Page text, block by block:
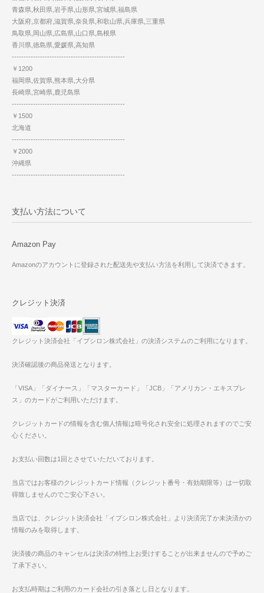
青森県,秋田県,岩手県,山形県,宮城県,福島県
大阪府,京都府,滋賀県,奈良県,和歌山県,兵庫県,三重県
鳥取県,岡山県,広島県,山口県,島根県
香川県,徳島県,愛媛県,高知県
------------------------------------------------
￥1200
福岡県,佐賀県,熊本県,大分県
長崎県,宮崎県,鹿児島県
------------------------------------------------
￥1500
北海道
------------------------------------------------
￥2000
沖縄県
------------------------------------------------
支払い方法について
Amazon Pay
Amazonのアカウントに登録された配送先や支払い方法を利用して決済できます。
クレジット決済
クレジット決済会社「イプシロン株式会社」の決済システムのご利用になります。
決済確認後の商品発送となります。
「VISA」「ダイナース」「マスターカード」「JCB」「アメリカン・エキスプレ
ス」のカードがご利用いただけます。
クレジットカードの情報を含む個人情報は暗号化され安全に処理されますのでご安
心ください。
お支払い回数は1回とさせていただいております。
当店ではお客様のクレジットカード情報（クレジット番号・有効期限等）は一切取
得致しませんのでご安心下さい。
当店では、クレジット決済会社「イプシロン株式会社」より決済完了か未決済かの
情報のみを取得します。
決済後の商品のキャンセルは決済の特性上お受けすることが出来ませんので予めご
了承下さい。
お支払時期はご利用のカード会社の引き落とし日となります。